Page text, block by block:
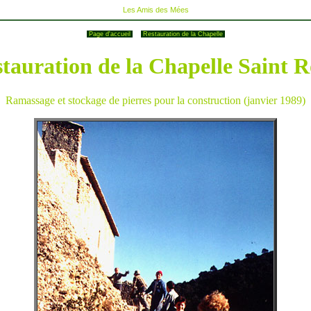
Les Amis des Mées
Page d'accueil Restauration de la Chapelle
de la Chapelle Saint
Ramassage et stockage de pierres pour la construction (janvier 1989)